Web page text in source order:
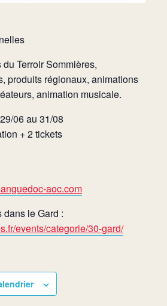
Terroir Sommières,
produits régionaux, animations
animation musicale.
06 au 31/08
+ 2 tickets
aoc.com
dans le Gard :
events/categorie/30-gard/